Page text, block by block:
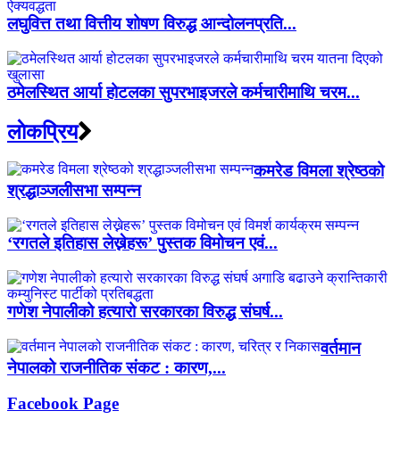
लघुवित्त तथा वित्तीय शोषण विरुद्ध आन्दोलनप्रति...
ठमेलस्थित आर्या होटलका सुपरभाइजरले कर्मचारीमाथि चरम...
लाेकप्रिय
कमरेड विमला श्रेष्ठको
श्रद्धाञ्जलीसभा सम्पन्न
‘रगतले इतिहास लेख्नेहरू’ पुस्तक विमोचन एवं...
गणेश नेपालीको हत्यारो सरकारका विरुद्ध संघर्ष...
वर्तमान
नेपालको राजनीतिक संकट : कारण,...
Facebook Page